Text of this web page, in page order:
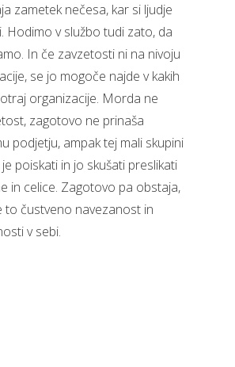
zametek nečesa, kar si ljudje
Hodimo v službo tudi zato, da
In če zavzetosti ni na nivoju
se jo mogoče najde v kakih
organizacije. Morda ne
zagotovo ne prinaša
podjetju, ampak tej mali skupini
poiskati in jo skušati preslikati
in celice. Zagotovo pa obstaja,
to čustveno navezanost in
v sebi.